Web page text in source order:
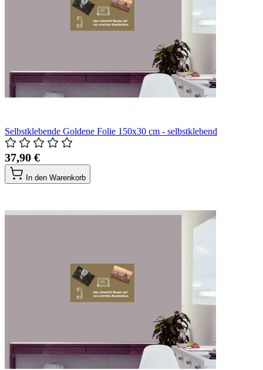
Selbstklebende Goldene Folie 150x30 cm - selbstklebend
37,90 €
In den Warenkorb